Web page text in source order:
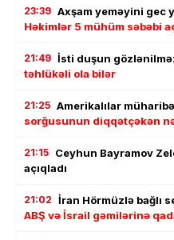
23:39 Axşam yeməyini gec
Həkimlər 5 mühüm səbəbi
21:49 İsti duşun
təhlükəli ola bilər
21:25 Amerikalılar
sorğusunun diqqətçəkən
21:15 Ceyhun Bayramov
açıqladı
21:02 İran Hörmüzlə bağlı
ABŞ və İsrail gəmilərinə